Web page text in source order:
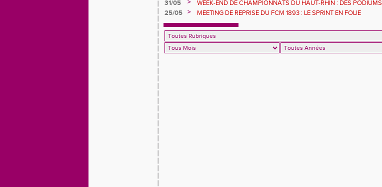
31/05 >
WEEK-END DE CHAMPIONNATS DU HAUT-RHIN : DES PODIUMS
POUR LES ATHLÈTES DU FCM
25/05 > MEETING DE REPRISE DU FCM 1893 : LE SPRINT EN FOLIE